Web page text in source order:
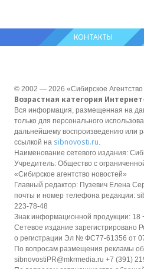
КОНТАКТЫ
© 2002 — 2026 «Сибирское
Возрастная категория
Вся информация, размещенная на
только для персонального
дальнейшему воспроизведению или
ссылкой на sibnovosti.ru.
Наименование сетевого издания:
Учредитель: Общество с
«Сибирское агентство новостей»
Главный редактор: Пузевич Елена
почты и номер телефона редакции:
223-78-48
Знак информационной продукции: 18
Сетевое издание зарегистрировано
о регистрации Эл № ФС77-61356 от
По вопросам размещения рекламы
sibnovostiPR@mkrmedia.ru +7 (391)